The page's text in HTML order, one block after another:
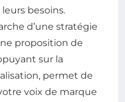
besoins.
d’une stratégie
proposition de
sur la
permet de
voix de marque